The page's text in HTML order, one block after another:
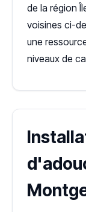
de la région
voisines ci-
une
niveaux de